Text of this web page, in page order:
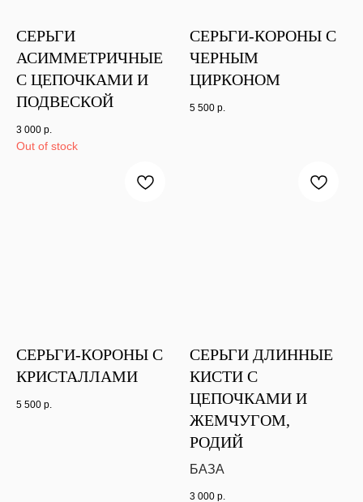
СЕРЬГИ
АСИММЕТРИЧНЫЕ
С ЦЕПОЧКАМИ И
ПОДВЕСКОЙ
3 000 р.
Out of stock
СЕРЬГИ-КОРОНЫ С
ЧЕРНЫМ
ЦИРКОНОМ
5 500 р.
СЕРЬГИ-КОРОНЫ С
КРИСТАЛЛАМИ
5 500 р.
СЕРЬГИ ДЛИННЫЕ
КИСТИ С
ЦЕПОЧКАМИ И
ЖЕМЧУГОМ,
РОДИЙ
БАЗА
3 000 р.